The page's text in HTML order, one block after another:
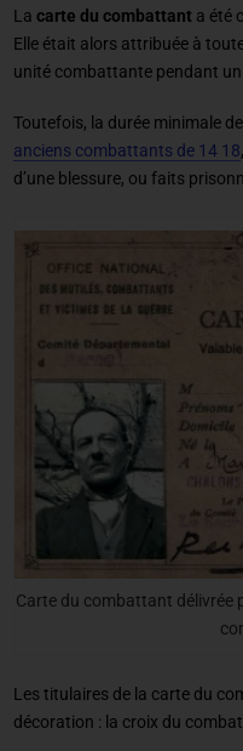
La carte du combattant a été
Elle était alors attribuée à
unité combattante pendant un
Toutefois, la durée minimale
anciens combattants de 14 18
d’une blessure, ou faits
Carte du combattant délivrée
Les titulaires de la carte du
décoration : la croix du